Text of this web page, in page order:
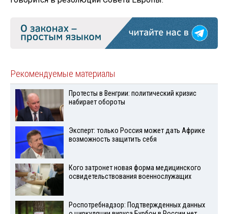
Рекомендуемые материалы
Протесты в Венгрии: политический кризис
набирает обороты
Эксперт: только Россия может дать Африке
возможность защитить себя
Кого затронет новая форма медицинского
освидетельствования военнослужащих
Роспотребнадзор: Подтвержденных данных